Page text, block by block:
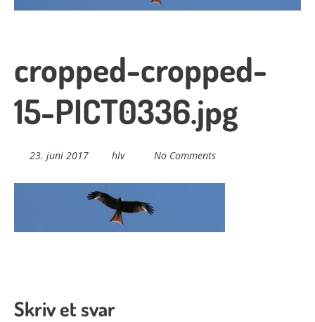
cropped-cropped-
15-PICT0336.jpg
23. juni 2017 hlv No Comments
Skriv et svar